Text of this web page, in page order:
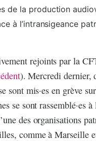
de la production
à l’intransigeance
rejoints par la
). Mercredi dernier,
sont mis·es en grève
se sont rassemblé·es
des organisations
comme à Marseille